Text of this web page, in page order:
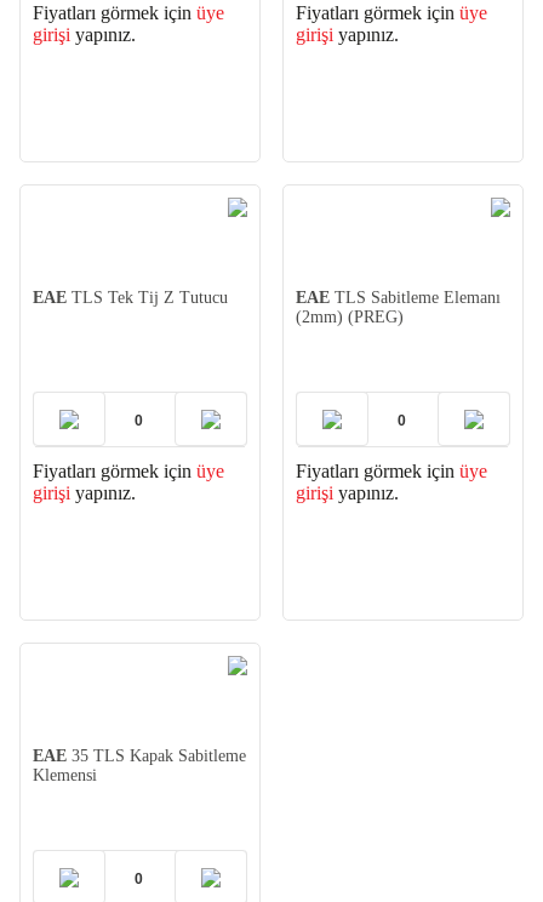
Fiyatları görmek için üye
girişi yapınız.
Fiyatları görmek için üye
girişi yapınız.
EAE TLS Tek Tij Z Tutucu
Fiyatları görmek için üye
girişi yapınız.
EAE TLS Sabitleme Elemanı
(2mm) (PREG)
Fiyatları görmek için üye
girişi yapınız.
EAE 35 TLS Kapak Sabitleme
Klemensi